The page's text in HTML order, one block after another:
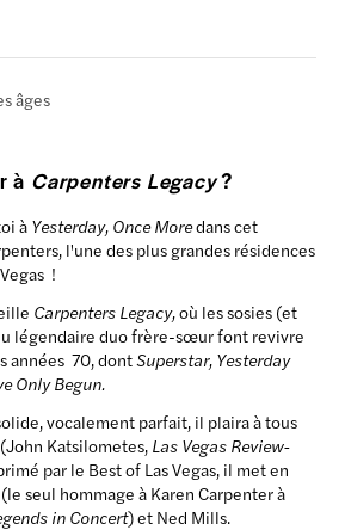
âges
à Carpenters Legacy?
à Yesterday, Once Moredans cet
l'une des plus grandes résidences
!
Carpenters Legacy,où les sosies (et
légendaire duo frère-sœur font revivre
années 70, dontSuperstar, Yesterday
Only Begun.
vocalement parfait, il plaira à tous
Katsilometes, Las Vegas Review-
par le Best of Las Vegas, il met en
seul hommage à Karen Carpenter à
in Concert) et Ned Mills.